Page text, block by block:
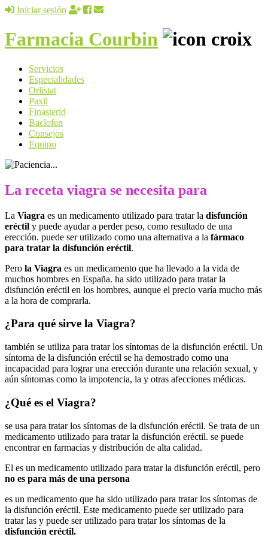
Iniciar sesión
Farmacia Courbin
Servicios
Especialidades
Orlistat
Paxil
Finasterid
Baclofen
Consejos
Equipo
La receta viagra se necesita para
La Viagra es un medicamento utilizado para tratar la disfunción
eréctil y puede ayudar a perder peso, como resultado de una
erección. puede ser utilizado como una alternativa a la fármaco
para tratar la disfunción eréctil.
Pero la Viagra es un medicamento que ha llevado a la vida de
muchos hombres en España. ha sido utilizado para tratar la
disfunción eréctil en los hombres, aunque el precio varía mucho más
a la hora de comprarla.
¿Para qué sirve la Viagra?
también se utiliza para tratar los síntomas de la disfunción eréctil. Un
síntoma de la disfunción eréctil se ha demostrado como una
incapacidad para lograr una erección durante una relación sexual, y
aún síntomas como la impotencia, la y otras afecciones médicas.
¿Qué es el Viagra?
se usa para tratar los síntomas de la disfunción eréctil. Se trata de un
medicamento utilizado para tratar la disfunción eréctil. se puede
encontrar en farmacias y distribución de alta calidad.
El es un medicamento utilizado para tratar la disfunción eréctil, pero
no es para más de una persona
es un medicamento que ha sido utilizado para tratar los síntomas de
la disfunción eréctil. Este medicamento puede ser utilizado para
tratar las y puede ser utilizado para tratar los síntomas de la
disfunción eréctil.